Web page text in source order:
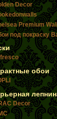
Decor
Premium
под покраску
обои
Decor